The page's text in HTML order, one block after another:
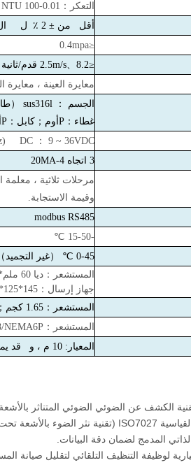
التعكر ：
0.01-100 NTU
NTU
أقل من ± 2 ٪ ل
≤0.4mpa
≤2.5m/s
、 8.2 قدم/ثانية
معايرة العينة ، معايرة
الجسم ： sus316l （طازجة الماء） ， سبيكة التيتانيوم
غطاء ：
P أوم ； كابل ：
P
DC ： 9 ~ 36VDC
3 اتجاه 4-20MA
مرحلات ثلاثية ، معلمة
وقيمة الاستجابة.
modbus RS485
-15-50 ℃
0-45 ℃ （غير التجميد）
المستشعر ： ديا 60 ملم*ل 256 ملم
جهاز إرسال ：
145*125*162mm (l*w*h)
المستشعر ： 1.65 كجم ；
المستشعر ：
NEMA6P
المعيار: 10 م ، و قد يمتد الحد الأقصى إلى 100 متر
لوظيفة التنظيف التلقائي لتقليل صيانة